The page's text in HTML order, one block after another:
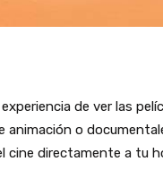
de ver las
animación o
cine directamente a tu